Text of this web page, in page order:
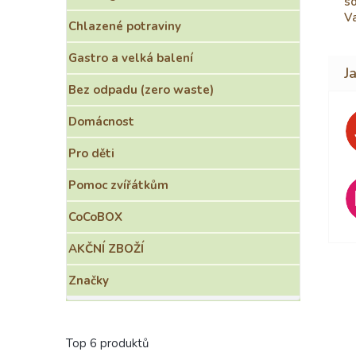
Chlazené potraviny
Gastro a velká balení
Bez odpadu (zero waste)
Domácnost
Pro děti
Pomoc zvířátkům
CoCoBOX
AKČNÍ ZBOŽÍ
Značky
Top 6 produktů